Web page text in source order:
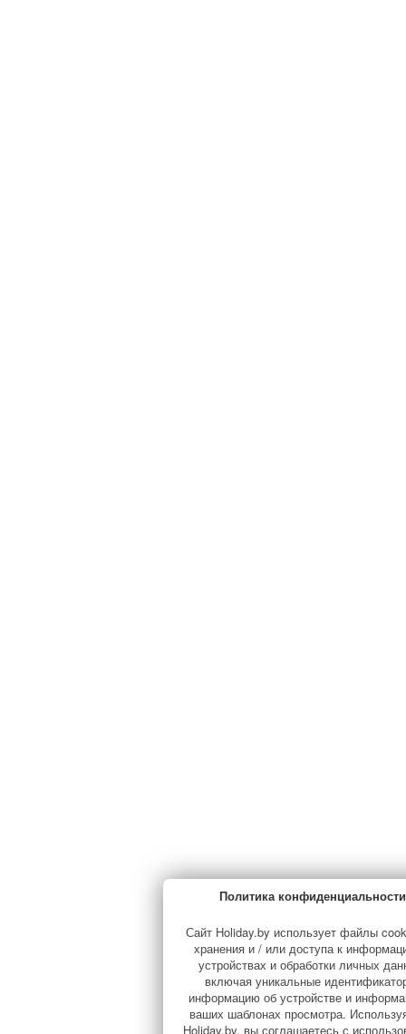
Политика конфиденциальности
Сайт Holiday.by использует файлы
хранения и / или доступа к
устройствах и обработки личных
включая уникальные
информацию об устройстве и
ваших шаблонах просмотра.
Holiday.by, вы соглашаетесь с